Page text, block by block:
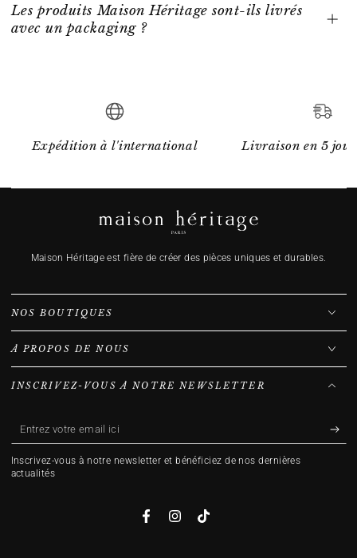
Les produits Maison Héritage sont-ils livrés
avec un packaging ?
Expédition à l'international Livraison en 5
Maison Héritage est fière de créer des pièces uniques et durables.
NOS BOUTIQUES
À PROPOS DE NOUS
INSCRIVEZ-VOUS À NOTRE NEWSLETTER
Entrez
votre
email
Inscrivez-vous à notre newsletter et bénéficiez de nos dernières
actualités
FacebookInstagramTikTok